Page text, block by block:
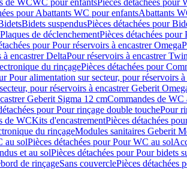
de WCWC pour enfantsPièces détachées pour
pour Abattants WC pour enfantsAbattants
Bidets suspendusPièces détachées pour
Plaques de déclenchementPièces détachées pour
pour Pour réservoirs à encastrer Omega
à encastrer DeltaPour réservoirs à encastrer
du rinçagePièces détachées pour
Pour alimentation sur secteur, pour réservoirs
pour réservoirs à encastrer Geberit
Geberit Sigma 12 cmCommandes de WC
pour Pour rinçage double touchePour
de WCKits d'encastrementPièces détachées
du rinçageModules sanitaires Geberit
au solPièces détachées pour Pour WC au sol
et au solPièces détachées pour Pour bidets
de rinçageSans couverclePièces détachées